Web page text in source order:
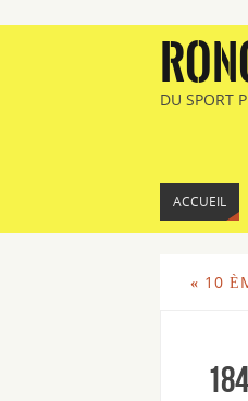
DU SPORT
ACCUEIL
« 10